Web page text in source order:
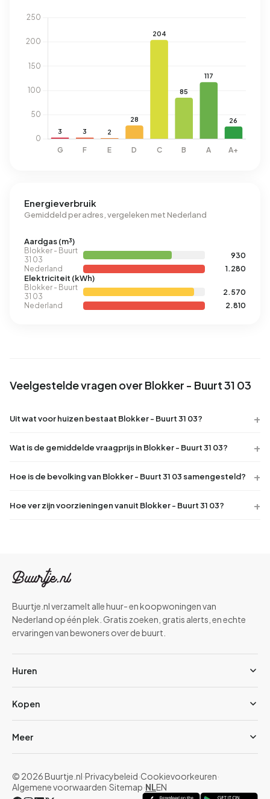
Energieverbruik
Gemiddeld per adres, vergeleken met Nederland
Aardgas (m³)
Blokker - Buurt
31 03
930
Nederland
1.280
Elektriciteit (kWh)
Blokker - Buurt
31 03
2.570
Nederland
2.810
Veelgestelde vragen over Blokker - Buurt 31 03
Uit wat voor huizen bestaat Blokker - Buurt 31 03?
Wat is de gemiddelde vraagprijs in Blokker - Buurt 31 03?
Hoe is de bevolking van Blokker - Buurt 31 03 samengesteld?
Hoe ver zijn voorzieningen vanuit Blokker - Buurt 31 03?
Buurtje.nl verzamelt alle huur- en koopwoningen van
Nederland op één plek. Gratis zoeken, gratis alerts, en echte
ervaringen van bewoners over de buurt.
Huren
Kopen
Meer
© 2026 Buurtje.nl·Privacybeleid·Cookievoorkeuren·
Algemene voorwaarden·Sitemap·NLEN